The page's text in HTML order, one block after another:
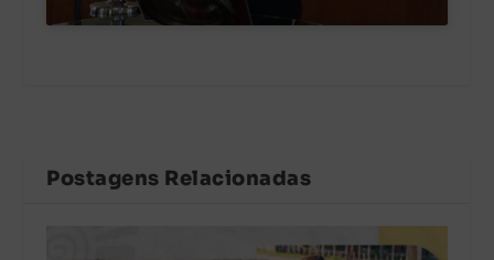
Postagens Relacionadas